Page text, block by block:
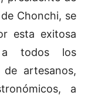
Chonchi, se
esta exitosa
a todos los
artesanos,
a